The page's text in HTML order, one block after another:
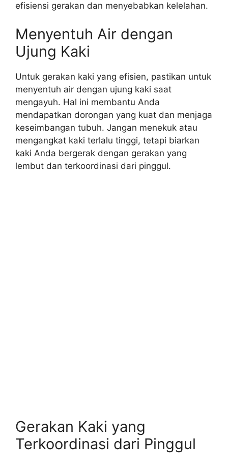
efisiensi gerakan dan menyebabkan kelelahan.
Menyentuh Air dengan
Ujung Kaki
Untuk gerakan kaki yang efisien, pastikan untuk
menyentuh air dengan ujung kaki saat
mengayuh. Hal ini membantu Anda
mendapatkan dorongan yang kuat dan menjaga
keseimbangan tubuh. Jangan menekuk atau
mengangkat kaki terlalu tinggi, tetapi biarkan
kaki Anda bergerak dengan gerakan yang
lembut dan terkoordinasi dari pinggul.
Gerakan Kaki yang
Terkoordinasi dari Pinggul